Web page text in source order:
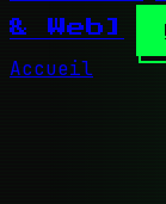
& Web]
Accueil